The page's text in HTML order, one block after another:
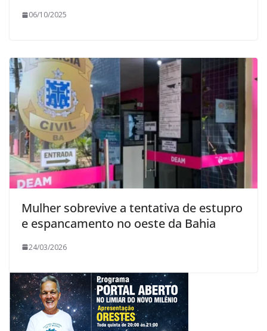
06/10/2025
Mulher sobrevive a tentativa de estupro
e espancamento no oeste da Bahia
24/03/2026